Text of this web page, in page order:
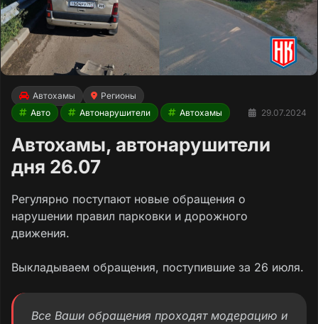
Автохамы
Регионы
Авто
Автонарушители Автохамы 29.07.2024
Автохамы, автонарушители
дня 26.07
Регулярно поступают новые обращения о
нарушении правил парковки и дорожного
движения.
Выкладываем обращения, поступившие за 26 июля.
Все Ваши обращения проходят модерацию и